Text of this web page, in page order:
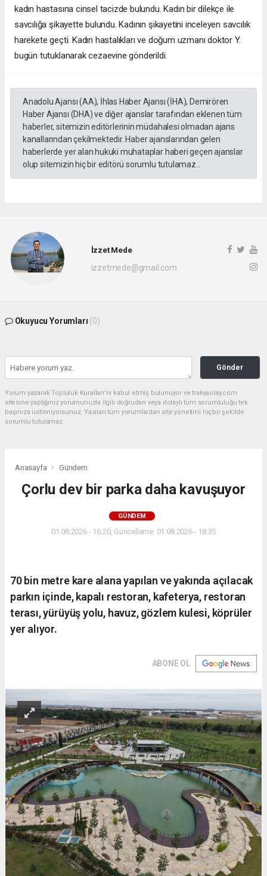
kadın hastasına cinsel tacizde bulundu. Kadın bir dilekçe ile
savcılığa şikayette bulundu. Kadının şikayetini inceleyen savcılık
harekete geçti. Kadın hastalıkları ve doğum uzmanı doktor Y.
bugün tutuklanarak cezaevine gönderildi.
Anadolu Ajansı (AA), İhlas Haber Ajansı (İHA), Demirören
Haber Ajansı (DHA) ve diğer ajanslar tarafından eklenen tüm
haberler, sitemizin editörlerinin müdahalesi olmadan ajans
kanallarından çekilmektedir. Haber ajanslarından gelen
haberlerde yer alan hukuki muhataplar haberi geçen ajanslar
olup sitemizin hiç bir editörü sorumlu tutulamaz...
İzzet Mede
izzetmede@gmail.com
Okuyucu Yorumları (0)
Gönder
Yorum yazarak Topluluk Kuralları’nı kabul etmiş bulunuyor ve trakyaolay.com
sitesine yaptığınız yorumunuzla ilgili doğrudan veya dolaylı tüm sorumluluğu tek
başınıza üstleniyorsunuz. Yazılan tüm yorumlardan site yönetimi hiçbir şekilde
sorumlu tutulamaz.
Anasayfa Gündem
Çorlu dev bir parka daha kavuşuyor
GÜNDEM
01.08.2026 - 16:20, Güncelleme: 01.08.2026 - 18:35
70 bin metre kare alana yapılan ve yakında açılacak
parkın içinde, kapalı restoran, kafeterya, restoran
terası, yürüyüş yolu, havuz, gözlem kulesi, köprüler
yer alıyor.
ABONE OL